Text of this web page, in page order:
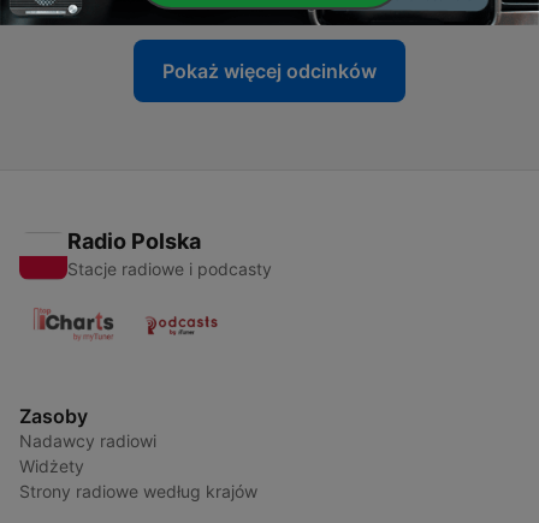
Pokaż więcej odcinków
Radio Polska
Stacje radiowe i podcasty
Zasoby
Nadawcy radiowi
Widżety
Strony radiowe według krajów